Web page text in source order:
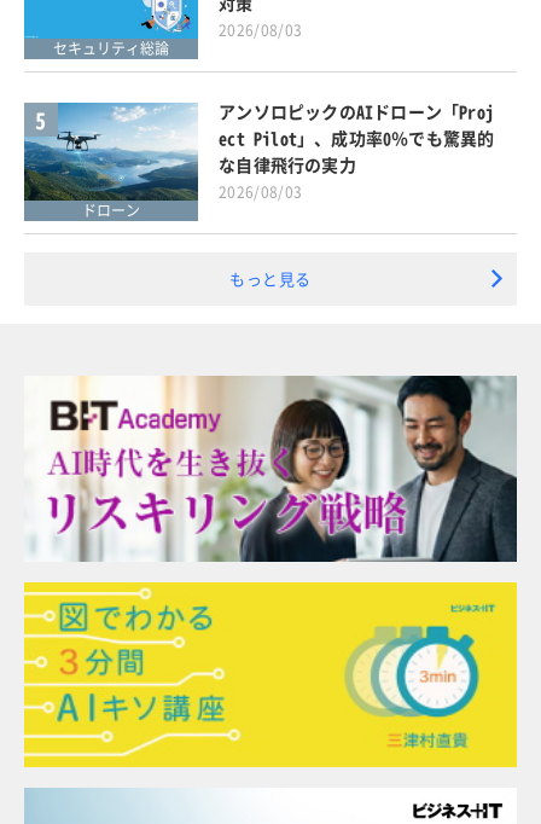
セキュリティ総論
2026/08/03
5
ドローン
アンソロピックのAIドローン「Proj
ect Pilot」、成功率0％でも驚異的
な自律飛行の実力
2026/08/03
もっと見る